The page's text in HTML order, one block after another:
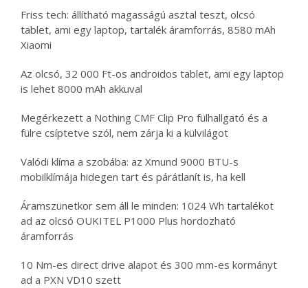
Friss tech: állítható magasságú asztal teszt, olcsó
tablet, ami egy laptop, tartalék áramforrás, 8580 mAh
Xiaomi
Az olcsó, 32 000 Ft-os androidos tablet, ami egy laptop
is lehet 8000 mAh akkuval
Megérkezett a Nothing CMF Clip Pro fülhallgató és a
fülre csíptetve szól, nem zárja ki a külvilágot
Valódi klíma a szobába: az Xmund 9000 BTU-s
mobilklímája hidegen tart és párátlanít is, ha kell
Áramszünetkor sem áll le minden: 1024 Wh tartalékot
ad az olcsó OUKITEL P1000 Plus hordozható
áramforrás
10 Nm-es direct drive alapot és 300 mm-es kormányt
ad a PXN VD10 szett